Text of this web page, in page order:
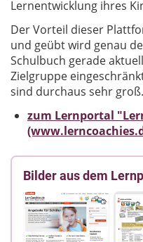
Lernentwicklung ihres
Der Vorteil dieser
und geübt wird genau
Schulbuch gerade
Zielgruppe
sind durchaus sehr groß.
zum Lernportal
Bilder aus dem